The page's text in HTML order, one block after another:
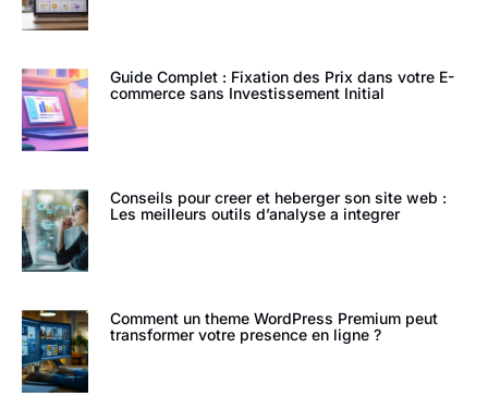
Guide Complet : Fixation des Prix dans votre E-
commerce sans Investissement Initial
Conseils pour creer et heberger son site web :
Les meilleurs outils d’analyse a integrer
Comment un theme WordPress Premium peut
transformer votre presence en ligne ?